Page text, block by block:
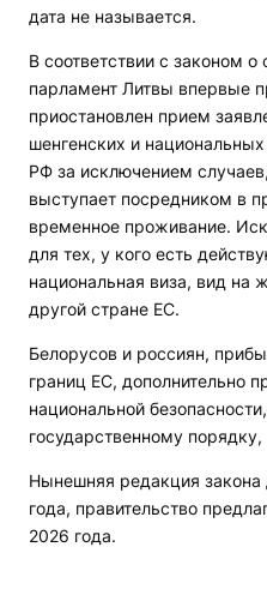
дата не называется.
В соответствии с законом
парламент Литвы впервые
приостановлен прием
шенгенских и
РФ за исключением
выступает посредником в
временное проживание.
для тех, у кого есть
национальная виза, вид на
другой стране ЕС.
Белорусов и россиян,
границ ЕС, дополнительно
национальной
государственному
Нынешняя редакция
года, правительство
2026 года.